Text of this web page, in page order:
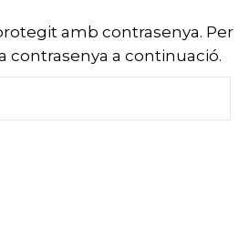
amb contrasenya. Per
contrasenya a continuació.